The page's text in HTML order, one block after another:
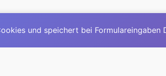
© 2025David Mirga|LinkedIn|
und speichert bei Formulareingaben